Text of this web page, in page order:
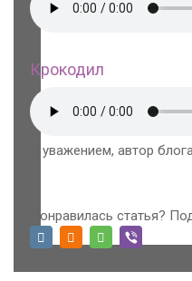
Крокодил
С уважением, автор
Понравилась статья?